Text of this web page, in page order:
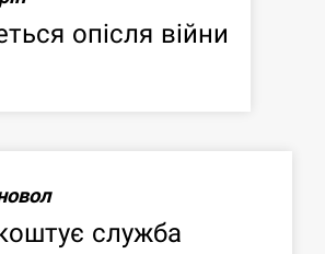
опісля війни
служба